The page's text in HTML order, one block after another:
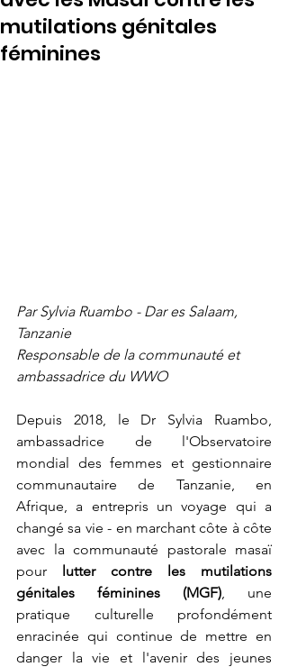
mutilations génitales
féminines
Par Sylvia Ruambo - Dar es Salaam,
Tanzanie
Responsable de la communauté et
ambassadrice du WWO
Depuis 2018, le Dr Sylvia Ruambo,
ambassadrice de l'Observatoire
mondial des femmes et gestionnaire
communautaire de Tanzanie, en
Afrique, a entrepris un voyage qui a
changé sa vie - en marchant côte à côte
avec la communauté pastorale masaï
pour lutter contre les mutilations
génitales féminines (MGF) , une
pratique culturelle profondément
enracinée qui continue de mettre en
danger la vie et l'avenir des jeunes